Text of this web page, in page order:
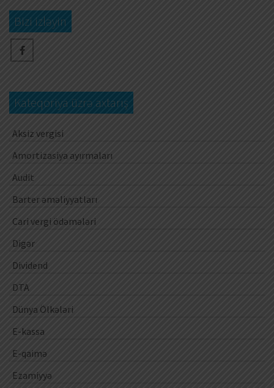
Bizi izləyin
Kateqoriya üzrə axtarış
Aksiz vergisi
Amortizasiya ayırmaları
Audit
Barter əməliyyatları
Cari vergi ödəmələri
Digər
Dividend
DTA
Dünya Ölkələri
E-kassa
E-qaimə
Ezamiyyə